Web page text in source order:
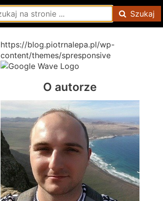
https://blog.piotrnalepa.pl/wp-
content/themes/spresponsive
O autorze
Szukaj